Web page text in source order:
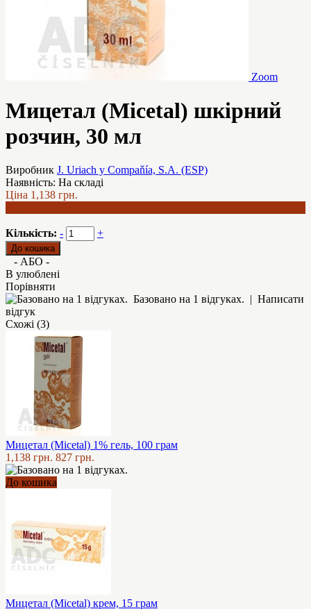
Zoom
Мицетал (Micetal) шкірний
розчин, 30 мл
Виробник J. Uriach y Compaňía, S.A. (ESP)
Наявність: На складі
Ціна 1,138 грн.
Кількість: - +
- АБО -
В улюблені
Порівняти
Базовано на 1 відгуках. | Написати
відгук
Схожі (3)
Мицетал (Micetal) 1% гель, 100 грам
1,138 грн. 827 грн.
До кошика
Мицетал (Micetal) крем, 15 грам